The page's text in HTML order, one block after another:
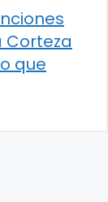
Corteza
que